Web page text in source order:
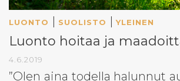
LUONTO | SUOLISTO |YLEINEN
Luonto hoitaa ja
4.6.2019
”Olen aina todella halunnut